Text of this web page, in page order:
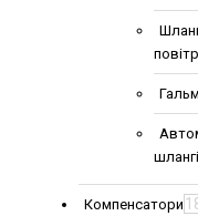
Компенсатори